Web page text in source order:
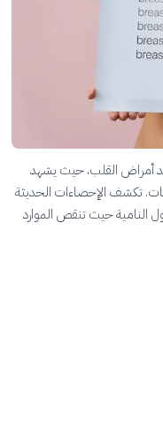
أمراض القلب، حيث يشهد
تكشف الإحصاءات الحديثة
حيث تنقص الموارد